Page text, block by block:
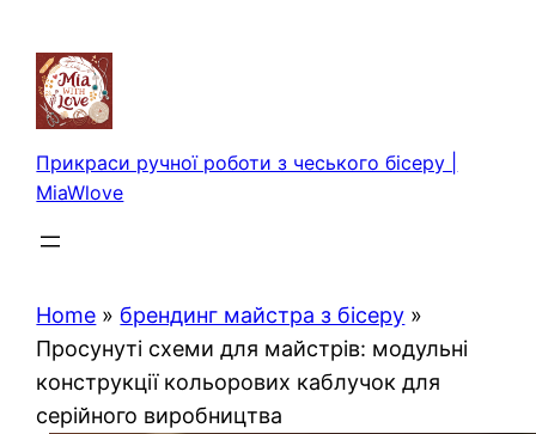
вмісту
Прикраси ручної роботи з чеського бісеру |
MiaWlove
Home » брендинг майстра з бісеру »
Просунуті схеми для майстрів: модульні
конструкції кольорових каблучок для
серійного виробництва